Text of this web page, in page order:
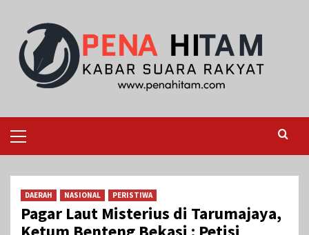
content
Menu
DAERAH NASIONAL PERISTIWA
Pagar Laut Misterius di Tarumajaya,